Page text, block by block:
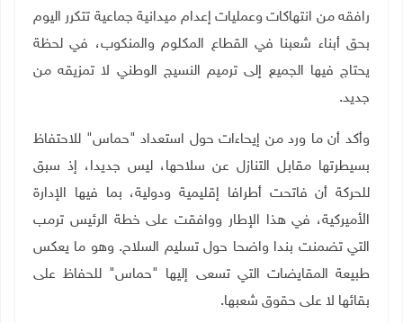
رافقه من انتهاكات وعمليات إعدام ميدانية جماعية تتكرر اليوم
بحق أبناء شعبنا في القطاع المكلوم والمنكوب، في لحظة
يحتاج فيها الجميع إلى ترميم النسيج الوطني لا تمزيقه من
جديد.
وأكد أن ما ورد من إيحاءات حول استعداد "حماس" للاحتفاظ
بسيطرتها مقابل التنازل عن سلاحها، ليس جديدا، إذ سبق
للحركة أن فاتحت أطرافا إقليمية ودولية، بما فيها الإدارة
الأميركية، في هذا الإطار ووافقت على خطة الرئيس ترمب
التي تضمنت بندا واضحا حول تسليم السلاح. وهو ما يعكس
طبيعة المقايضات التي تسعى إليها "حماس" للحفاظ على
بقائها لا على حقوق شعبها.